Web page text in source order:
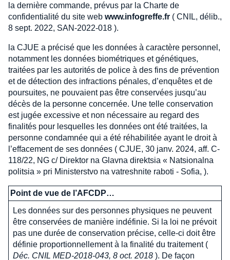
la dernière commande, prévus par la Charte de
confidentialité du site web www.infogreffe.fr ( CNIL, délib.,
8 sept. 2022, SAN-2022-018 ).
la CJUE a précisé que les données à caractère personnel,
notamment les données biométriques et génétiques,
traitées par les autorités de police à des fins de prévention
et de détection des infractions pénales, d’enquêtes et de
poursuites, ne pouvaient pas être conservées jusqu’au
décès de la personne concernée. Une telle conservation
est jugée excessive et non nécessaire au regard des
finalités pour lesquelles les données ont été traitées, la
personne condamnée qui a été réhabilitée ayant le droit à
l’effacement de ses données ( CJUE, 30 janv. 2024, aff. C-
118/22, NG c/ Direktor na Glavna direktsia « Natsionalna
politsia » pri Ministerstvo na vatreshnite raboti - Sofia, ).
Point de vue de l’AFCDP…
Les données sur des personnes physiques ne peuvent
être conservées de manière indéfinie. Si la loi ne prévoit
pas une durée de conservation précise, celle-ci doit être
définie proportionnellement à la finalité du traitement (
Déc. CNIL MED-2018-043, 8 oct. 2018 ). De façon